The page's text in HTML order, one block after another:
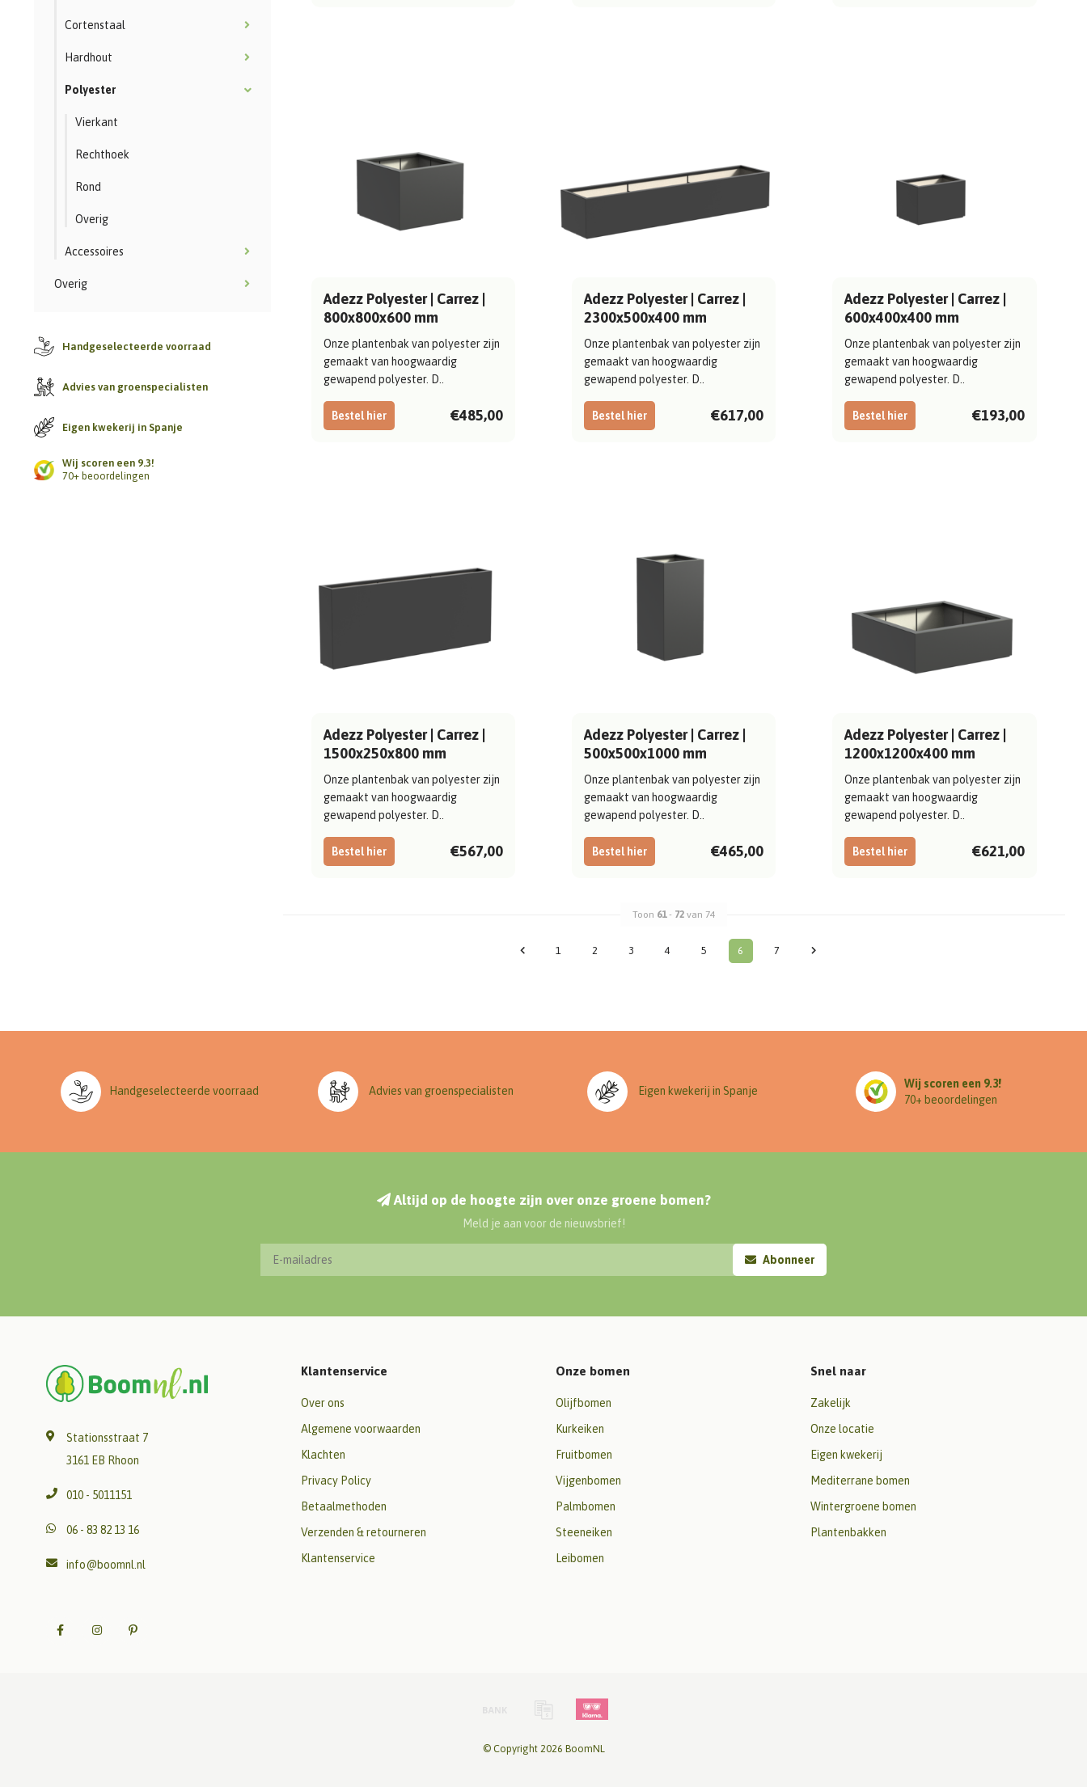
Cortenstaal
Hardhout
Polyester
Vierkant
Rechthoek
Rond
Overig
Accessoires
Overig
Handgeselecteerde voorraad
Advies van groenspecialisten
Eigen kwekerij in Spanje
Wij scoren een 9.3!
70+ beoordelingen
Adezz Polyester | Carrez |
800x800x600 mm
Onze plantenbak van polyester zijn
gemaakt van hoogwaardig
gewapend polyester. D..
Bestel hier €485,00
Adezz Polyester | Carrez |
2300x500x400 mm
Onze plantenbak van polyester zijn
gemaakt van hoogwaardig
gewapend polyester. D..
Bestel hier €617,00
Adezz Polyester | Carrez |
600x400x400 mm
Onze plantenbak van polyester zijn
gemaakt van hoogwaardig
gewapend polyester. D..
Bestel hier €193,00
Adezz Polyester | Carrez |
1500x250x800 mm
Onze plantenbak van polyester zijn
gemaakt van hoogwaardig
gewapend polyester. D..
Bestel hier €567,00
Adezz Polyester | Carrez |
500x500x1000 mm
Onze plantenbak van polyester zijn
gemaakt van hoogwaardig
gewapend polyester. D..
Bestel hier €465,00
Adezz Polyester | Carrez |
1200x1200x400 mm
Onze plantenbak van polyester zijn
gemaakt van hoogwaardig
gewapend polyester. D..
Bestel hier €621,00
Toon 61- 72 van 74
1 2 3 4 5 6 7
Handgeselecteerde voorraad Advies van groenspecialisten Eigen kwekerij in Spanje
Wij scoren een 9.3!
70+ beoordelingen
Altijd op de hoogte zijn over onze groene bomen?
Meld je aan voor de nieuwsbrief!
Abonneer
Stationsstraat 7
3161 EB Rhoon
010 - 5011151
06 - 83 82 13 16
info@boomnl.nl
Klantenservice
Over ons
Algemene voorwaarden
Klachten
Privacy Policy
Betaalmethoden
Verzenden & retourneren
Klantenservice
Onze bomen
Olijfbomen
Kurkeiken
Fruitbomen
Vijgenbomen
Palmbomen
Steeneiken
Leibomen
Snel naar
Zakelijk
Onze locatie
Eigen kwekerij
Mediterrane bomen
Wintergroene bomen
Plantenbakken
© Copyright 2026 BoomNL